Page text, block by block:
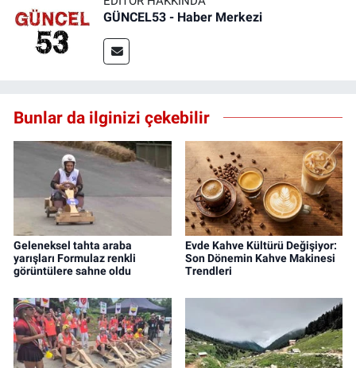
GÜNCEL53 - Haber Merkezi
Bunlar da ilginizi çekebilir
Geleneksel tahta araba
yarışları Formulaz renkli
görüntülere sahne oldu
Evde Kahve Kültürü Değişiyor:
Son Dönemin Kahve Makinesi
Trendleri